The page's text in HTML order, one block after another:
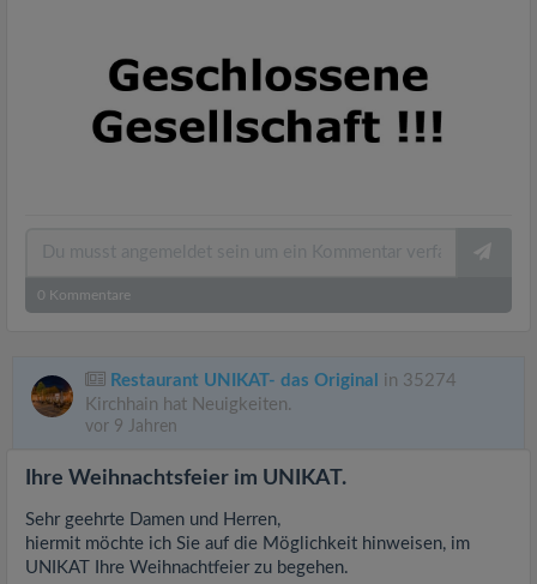
0 Kommentare
Restaurant UNIKAT- das Original
in 35274
Kirchhain hat Neuigkeiten.
vor 9 Jahren
Ihre Weihnachtsfeier im UNIKAT.
Sehr geehrte Damen und Herren,
hiermit möchte ich Sie auf die Möglichkeit hinweisen, im
UNIKAT Ihre Weihnachtfeier zu begehen.